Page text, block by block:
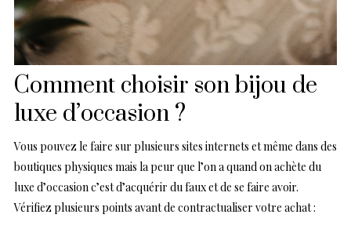
Comment choisir son bijou de
luxe d’occasion ?
Vous pouvez le faire sur plusieurs sites internets et même dans des
boutiques physiques mais la peur que l’on a quand on achète du
luxe d’occasion c’est d’acquérir du faux et de se faire avoir.
Vérifiez plusieurs points avant de contractualiser votre achat :